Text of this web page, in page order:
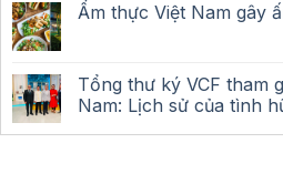
Ẩm thực Việt Nam gây
Tổng thư ký VCF tham
Nam: Lịch sử của tình